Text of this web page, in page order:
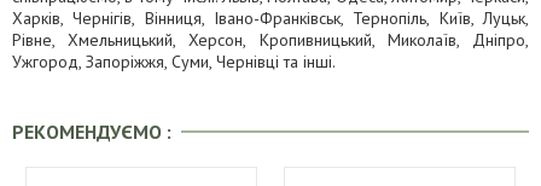
Харків, Чернігів, Вінниця, Івано-Франківськ, Тернопіль, Київ, Луцьк,
Рівне, Хмельницький, Херсон, Кропивницький, Миколаїв, Дніпро,
Ужгород, Запоріжжя, Суми, Чернівці та інші.
РЕКОМЕНДУЄМО :